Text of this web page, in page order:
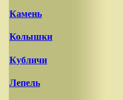
Камень
Колышки
Кубличи
Лепель